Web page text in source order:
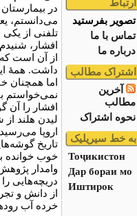
تصویر بفرستید
تماس با ما
درباره ما
اشتراک مطالب
آخرین
مطالب
نحوه اشتراک
به خط سیریلیک
Тоҷикистон
Дар бораи мо
Иштирок
در
می‌دانستم،
تلفنی از
افشار،
از آن است که
داشت. همۀ
اما همچنان
نمی‌خواستم
افشار را آن
لیدن هلند
اروپا
تاریخ
خوب خوانده
وامدار
دریچه‌هایی
از دانش و
خرده آب